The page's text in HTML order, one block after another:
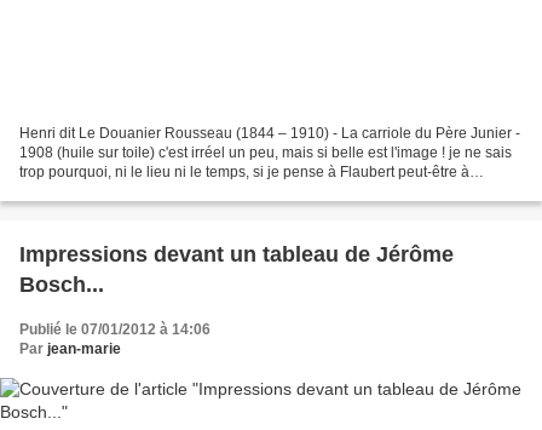
Henri dit Le Douanier Rousseau (1844 – 1910) - La carriole du Père Junier -
1908 (huile sur toile) c'est irréel un peu, mais si belle est l'image ! je ne sais
trop pourquoi, ni le lieu ni le temps, si je pense à Flaubert peut-être à
Impressions devant un tableau de Jérôme
Bosch...
Publié le 07/01/2012 à 14:06
Par jean-marie